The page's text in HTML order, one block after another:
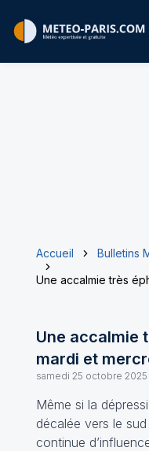
Accueil
Bulletins
Une accalmie très
Une accalmie
mardi et
samedi 25 octobre 2025
Même si la
décalée vers le
continue